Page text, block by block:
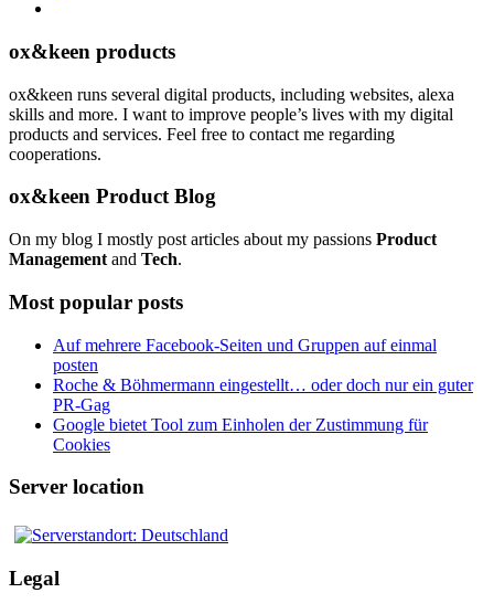
ox&keen products
ox&keen runs several digital products, including websites, alexa
skills and more. I want to improve people’s lives with my digital
products and services. Feel free to contact me regarding
cooperations.
ox&keen Product Blog
On my blog I mostly post articles about my passions Product
Management and Tech.
Most popular posts
Auf mehrere Facebook-Seiten und Gruppen auf einmal
posten
Roche & Böhmermann eingestellt… oder doch nur ein guter
PR-Gag
Google bietet Tool zum Einholen der Zustimmung für
Cookies
Server location
Legal